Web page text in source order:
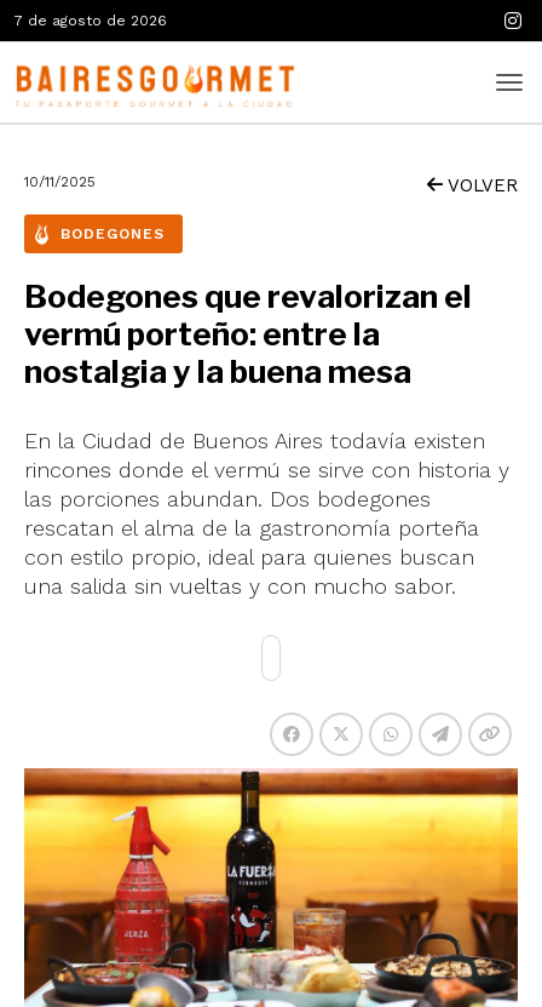
7 de agosto de 2026
10/11/2025 VOLVER
BODEGONES
Bodegones que revalorizan el
vermú porteño: entre la
nostalgia y la buena mesa
En la Ciudad de Buenos Aires todavía existen
rincones donde el vermú se sirve con historia y
las porciones abundan. Dos bodegones
rescatan el alma de la gastronomía porteña
con estilo propio, ideal para quienes buscan
una salida sin vueltas y con mucho sabor.